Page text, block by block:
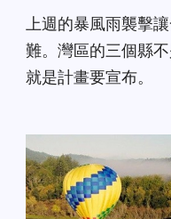
上週的暴風雨襲擊
難。灣區的三個縣
就是計畫要宣布。